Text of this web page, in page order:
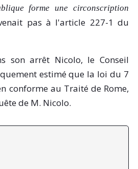
forme une circonscription
pas à l'article 227-1 du
son arrêt Nicolo, le Conseil
estimé que la loi du 7
conforme au Traité de Rome,
de M. Nicolo.